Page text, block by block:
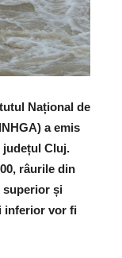
Național de
a emis
județul Cluj.
râurile din
superior și
inferior vor fi